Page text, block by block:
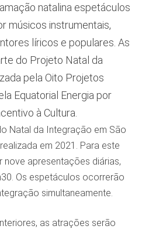
natalina espetáculos
músicos instrumentais,
líricos e populares. As
do Projeto Natal da
pela Oito Projetos
Equatorial Energia por
à Cultura.
Natal da Integração em São
em 2021. Para este
apresentações diárias,
Os espetáculos ocorrerão
simultaneamente.
as atrações serão